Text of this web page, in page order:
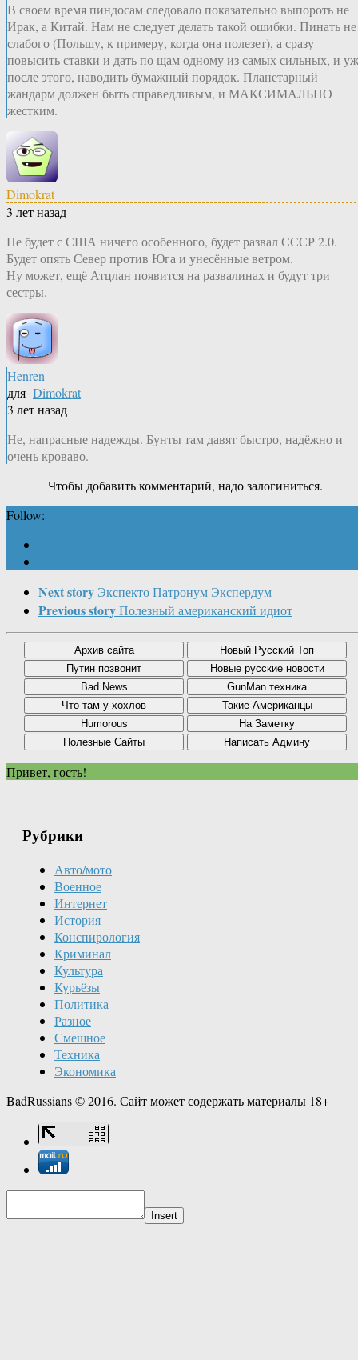
В своем время пиндосам следовало показательно выпороть не
Ирак, а Китай. Нам не следует делать такой ошибки. Пинать не
слабого (Польшу, к примеру, когда она полезет), а сразу
повысить ставки и дать по щам одному из самых сильных, и
после этого, наводить бумажный порядок. Планетарный
жандарм должен быть справедливым, и МАКСИМАЛЬНО
жестким.
Dimokrat
3 лет назад
Не будет с США ничего особенного, будет развал СССР 2.0.
Будет опять Север против Юга и унесённые ветром.
Ну может, ещё Атцлан появится на развалинах и будут три
сестры.
Henren
для Dimokrat
3 лет назад
Не, напрасные надежды. Бунты там давят быстро, надёжно и
очень кроваво.
Чтобы добавить комментарий, надо залогиниться.
Follow:
Next story Экспекто Патронум Экспердум
Previous storyПолезный американский идиот
Привет, гость!
Рубрики
Авто/мото
Военное
Интернет
История
Конспирология
Криминал
Культура
Курьёзы
Политика
Разное
Смешное
Техника
Экономика
BadRussians © 2016. Сайт может содержать материалы 18+
Insert